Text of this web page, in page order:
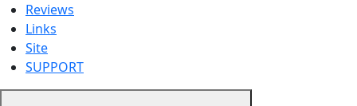
Reviews
Links
Site
SUPPORT